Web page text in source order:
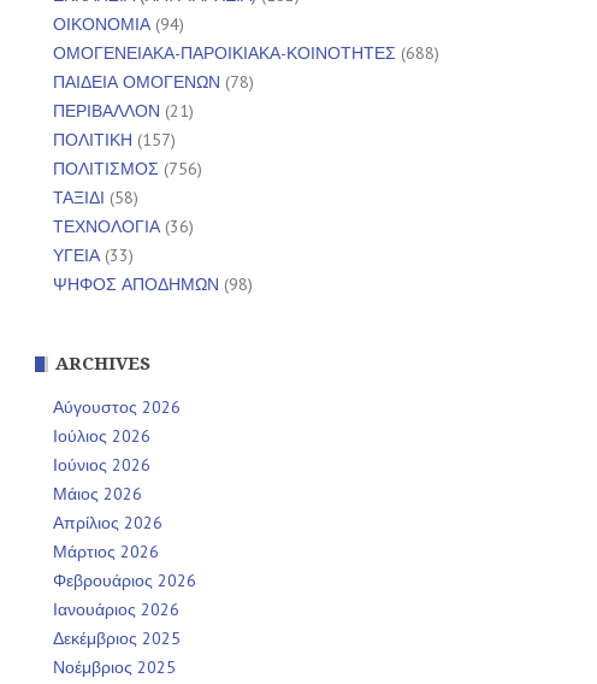
ΟΙΚΟΝΟΜΙΑ(94)
ΟΜΟΓΕΝΕΙΑΚΑ-ΠΑΡΟΙΚΙΑΚΑ-ΚΟΙΝΟΤΗΤΕΣ (688)
ΠΑΙΔΕΙΑ ΟΜΟΓΕΝΩΝ (78)
ΠΕΡΙΒΑΛΛΟΝ (21)
ΠΟΛΙΤΙΚΗ (157)
ΠΟΛΙΤΙΣΜΟΣ (756)
ΤΑΞΙΔΙ (58)
ΤΕΧΝΟΛΟΓΙΑ(36)
ΥΓΕΙΑ(33)
ΨΗΦΟΣ ΑΠΟΔΗΜΩΝ (98)
ARCHIVES
Αύγουστος 2026
Ιούλιος 2026
Ιούνιος 2026
Μάιος 2026
Απρίλιος 2026
Μάρτιος 2026
Φεβρουάριος 2026
Ιανουάριος 2026
Δεκέμβριος 2025
Νοέμβριος 2025